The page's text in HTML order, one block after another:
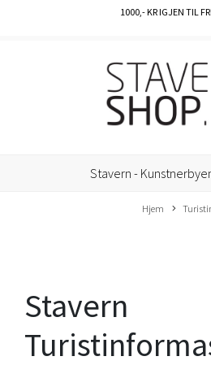
1000,- KR IGJEN TIL
Stavern -
Hjem
Stavern